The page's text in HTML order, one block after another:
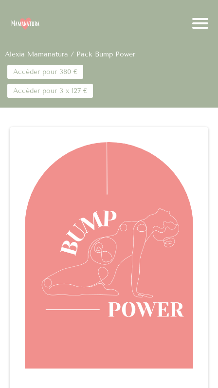
Alexia Mamanatura / Pack Bump Power
Accéder pour 380 €
Accéder pour 3 x 127 €